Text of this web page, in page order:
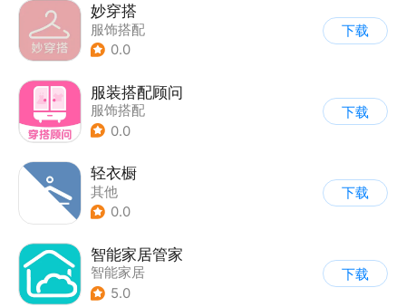
妙穿搭
服饰搭配
0.0
下载
服装搭配顾问
服饰搭配
0.0
下载
轻衣橱
其他
0.0
下载
智能家居管家
智能家居
5.0
下载